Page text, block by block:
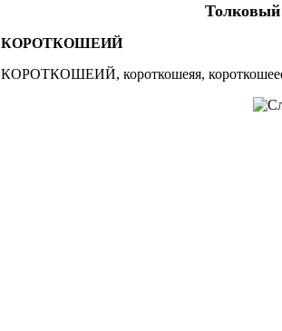
КОРОТКОШЕИЙ
КОРОТКОШЕИЙ, короткошеяя,